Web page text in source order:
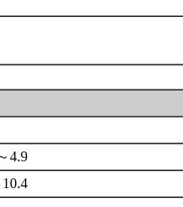
4.9